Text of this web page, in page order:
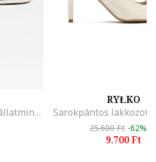
Chuck Taylor All Star állatmintás vászoncipő, Sötétbarna/Tevebarna
RYŁKO
25.600 Ft -62%
9.700 Ft